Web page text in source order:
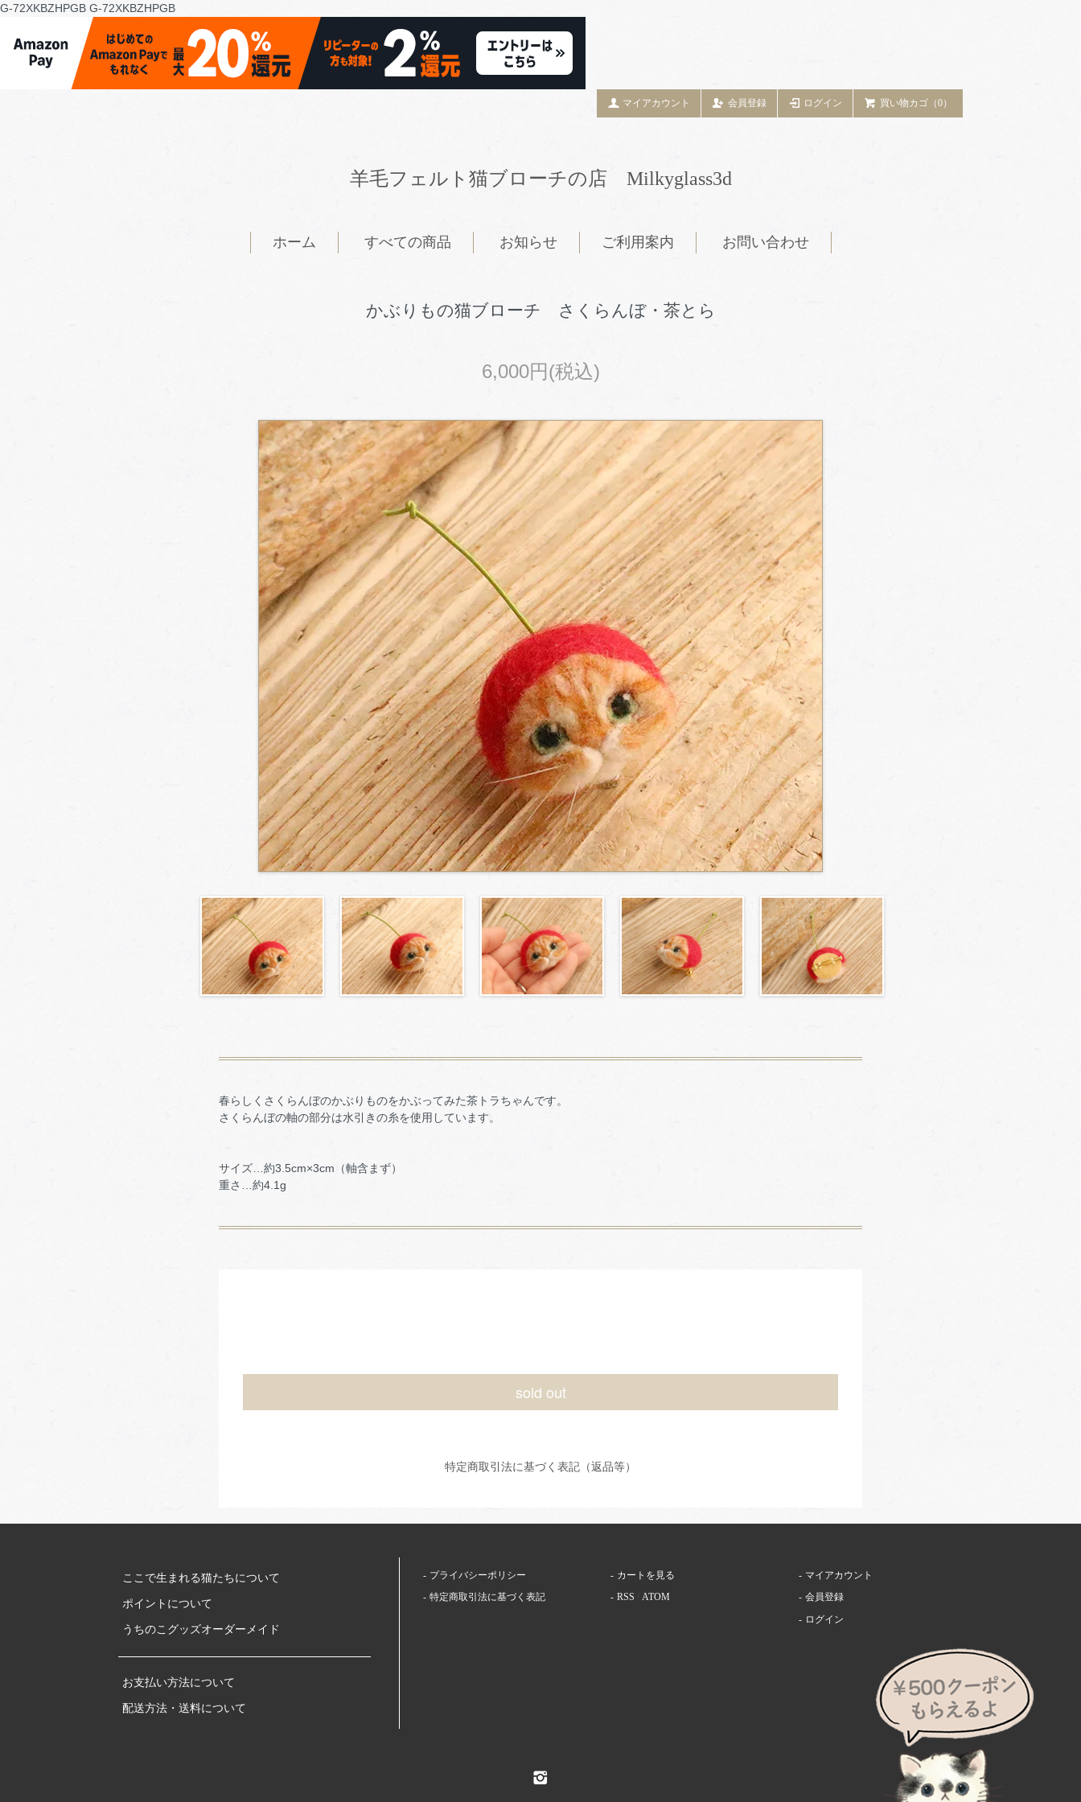
G-72XKBZHPGB G-72XKBZHPGB
買い物カゴ（0）
ログイン
会員登録
マイアカウント
羊毛フェルト猫ブローチの店 Milkyglass3d
ホーム すべての商品 お知らせ ご利用案内 お問い合わせ
かぶりもの猫ブローチ さくらんぼ・茶とら
6,000円(税込)
春らしくさくらんぼのかぶりものをかぶってみた茶トラちゃんです。
さくらんぼの軸の部分は水引きの糸を使用しています。
サイズ…約3.5cm×3cm（軸含まず）
重さ…約4.1g
sold out
特定商取引法に基づく表記（返品等）
ここで生まれる猫たちについて
ポイントについて
うちのこグッズオーダーメイド
お支払い方法について
配送方法・送料について
プライバシーポリシー
特定商取引法に基づく表記
カートを見る
RSS /ATOM
マイアカウント
会員登録
ログイン